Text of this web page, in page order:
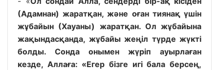
(Адамнан) жаратқан, және оған тиянақ үшін
жұбайын (Хауаны) жаратқан. Ол жұбайына
жақындасқанда, жұбайы жеңіл түрде жүкті
болды. Сонда онымен жүріп ауырлаған
кезде, Аллаға: «Егер бізге игі бала берсең,